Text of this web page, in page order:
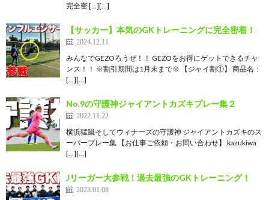
完全密 […][…]
【サッカー】本気のGKトレーニングに完全密着！
2024.12.11
みんなでGEZOろうぜ！！ GEZOをお得にゲットできるチャ
ンス！！ ※割引期間は1月末まで※ 【ジャイ割①】 商品名：
[…][…]
No.9の守護神ジャイアントカズキプレー集２
2022.11.22
横浜猛蹴そしてウィナーズの守護神 ジャイアントカズキのス
ーパープレー集 【お仕事ご依頼・お問い合わせ】 kazukiwa
[…][…]
Jリーガー大参戦！過去最強のGKトレーニング！
2023.01.08